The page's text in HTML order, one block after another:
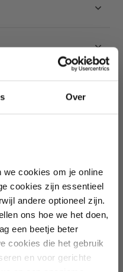
Over
we cookies om je online
cookies zijn essentieel
andere optioneel zijn.
ons hoe we het doen,
een beetje beter
cookies die het gebruik
en voor gerichte
en